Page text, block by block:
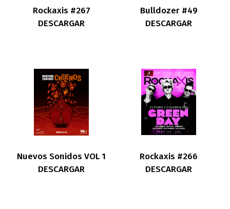
Rockaxis #267
DESCARGAR
Bulldozer #49
DESCARGAR
Nuevos Sonidos VOL 1
DESCARGAR
Rockaxis #266
DESCARGAR